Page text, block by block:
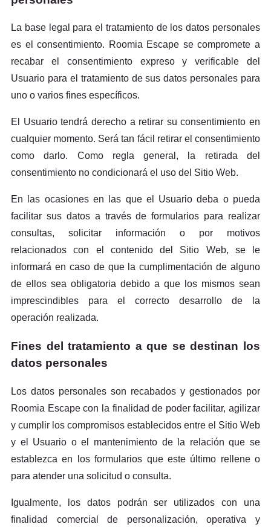
La base legal para el tratamiento de los datos personales
es el consentimiento. Roomia Escape se compromete a
recabar el consentimiento expreso y verificable del
Usuario para el tratamiento de sus datos personales para
uno o varios fines específicos.
El Usuario tendrá derecho a retirar su consentimiento en
cualquier momento. Será tan fácil retirar el consentimiento
como darlo. Como regla general, la retirada del
consentimiento no condicionará el uso del Sitio Web.
En las ocasiones en las que el Usuario deba o pueda
facilitar sus datos a través de formularios para realizar
consultas, solicitar información o por motivos
relacionados con el contenido del Sitio Web, se le
informará en caso de que la cumplimentación de alguno
de ellos sea obligatoria debido a que los mismos sean
imprescindibles para el correcto desarrollo de la
operación realizada.
Fines del tratamiento a que se destinan los
datos personales
Los datos personales son recabados y gestionados por
Roomia Escape con la finalidad de poder facilitar, agilizar
y cumplir los compromisos establecidos entre el Sitio Web
y el Usuario o el mantenimiento de la relación que se
establezca en los formularios que este último rellene o
para atender una solicitud o consulta.
Igualmente, los datos podrán ser utilizados con una
finalidad comercial de personalización, operativa y